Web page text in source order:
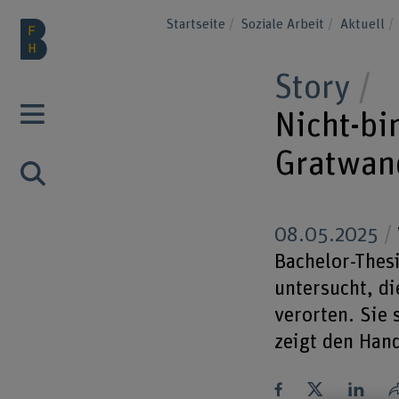
Startseite Soziale Arbeit Aktuell
Story
Nicht-
08.05.2025
Bachelor-
untersucht,
verorten. Sie
zeigt den